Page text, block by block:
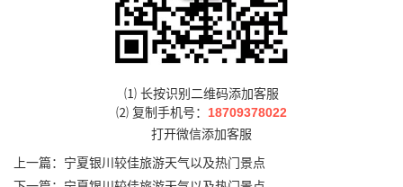
⑴ 长按识别二维码添加客服
⑵ 复制手机号： 18709378022
打开微信添加客服
上一篇： 宁夏银川较佳旅游天气以及热门景点